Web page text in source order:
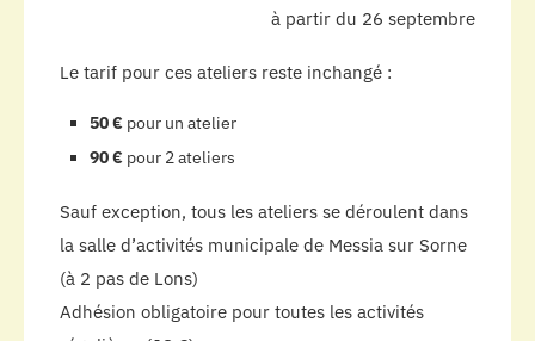
à partir du 26 septembre
Le tarif pour ces ateliers reste inchangé :
50 € pour un atelier
90 € pour 2 ateliers
Sauf exception, tous les ateliers se déroulent dans
la salle d’activités municipale de Messia sur Sorne
(à 2 pas de Lons)
Adhésion obligatoire pour toutes les activités